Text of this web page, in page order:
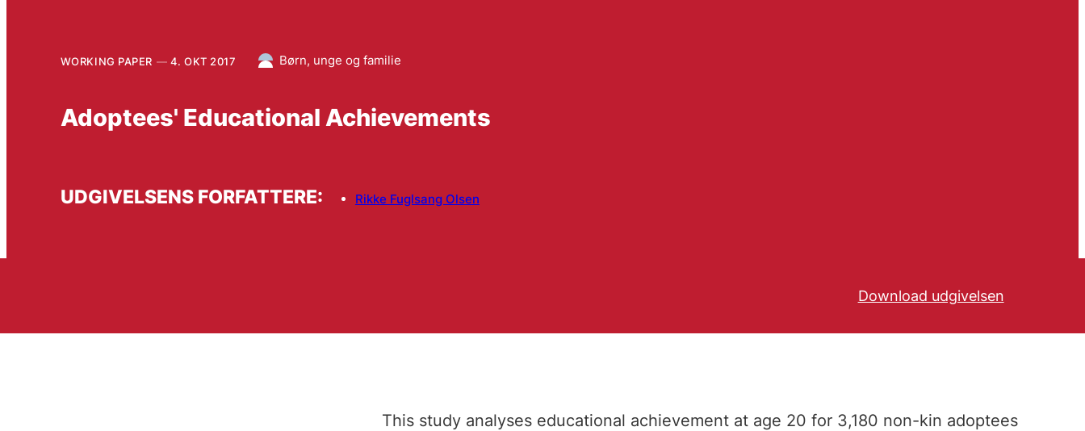
WORKING PAPER 4. OKT 2017 Børn, unge og familie
Adoptees' Educational Achievements
UDGIVELSENS FORFATTERE: Rikke Fuglsang Olsen
Download udgivelsen
This study analyses educational achievement at age 20 for 3,180 non-kin adoptees